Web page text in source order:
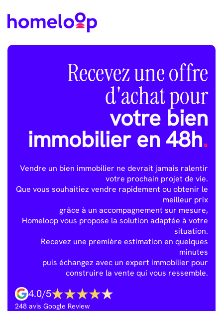
Recevez une offre
d'achat pour
votre bien
immobilier en 48h.
Vendre un bien immobilier ne devrait jamais ralentir
votre prochain projet de vie.
Que vous souhaitiez vendre rapidement ou obtenir le
meilleur prix
grâce à un accompagnement sur mesure,
Homeloop vous propose la solution adaptée à votre
situation.
Recevez une première estimation en quelques
minutes
puis échangez avec un expert immobilier pour
construire la vente qui vous ressemble.
4.0/5
248 avis Google Review